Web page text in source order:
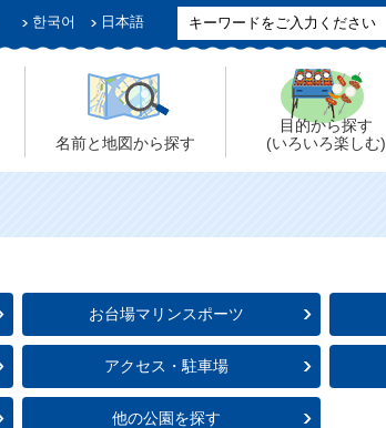
한국어 日本語
名前と地図から探す
目的から探す
(いろいろ楽しむ)
お台場マリンスポーツ
アクセス・駐車場
他の公園を探す